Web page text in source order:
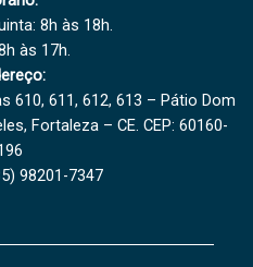
8h às 18h.
às 17h.
610, 611, 612, 613 – Pátio Dom
Fortaleza – CE. CEP: 60160-
98201-7347